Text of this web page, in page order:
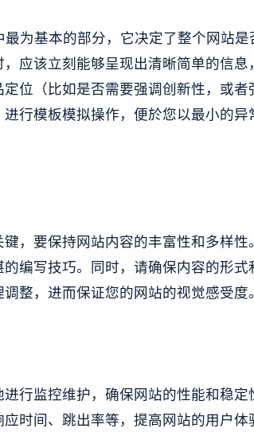
为基本的部分，它决定了整个网站
应该立刻能够呈现出清晰简单的信
位（比如是否需要强调创新性，或
行模板模拟操作，便於您以最小的
，要保持网站内容的丰富性和多样
编写技巧。同时，请确保内容的形
整，进而保证您的网站的视觉感受度。
行监控维护，确保网站的性能和稳
时间、跳出率等，提高网站的用户体